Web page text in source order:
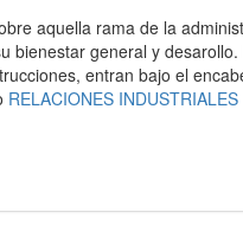
aquella rama de la
bienestar general y
entran bajo el
RELACIONES INDUSTRIALES